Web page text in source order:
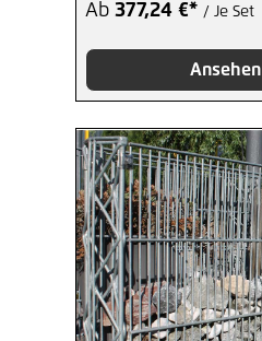
Ab 377,24 €* / Je Set
Ansehen